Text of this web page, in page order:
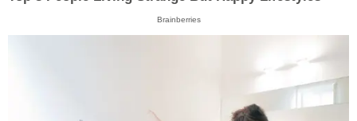
Brainberries